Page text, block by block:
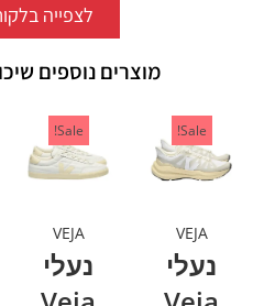
לצפייה
מוצרים נוספים
Sale!
VEJA
נעלי
Sale!
VEJA
נעלי